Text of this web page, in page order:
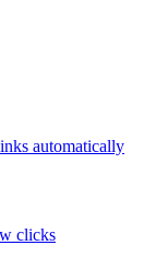
automatically
clicks